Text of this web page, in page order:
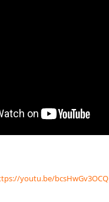
youtu.be/bcsHwGv3OCQ